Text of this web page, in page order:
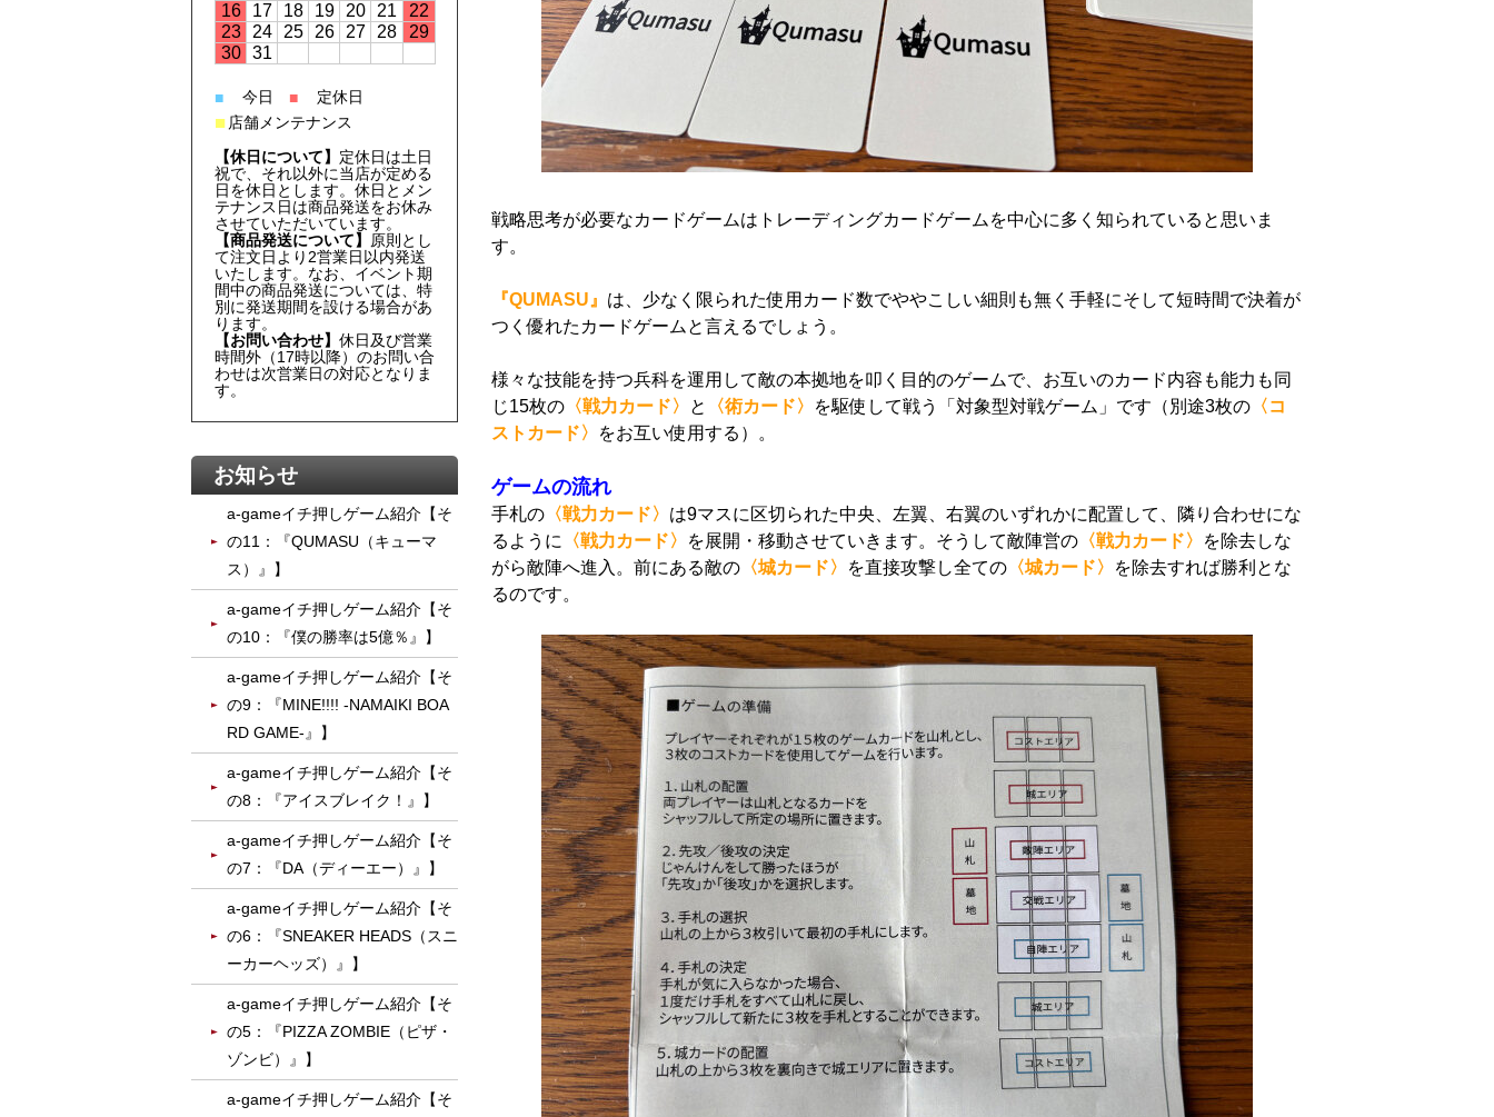
戦略思考が必要なカードゲームはトレーディングカードゲームを中心に多く知られていると思いま
す。
『QUMASU』 は、少なく限られた使用カード数でややこしい細則も無く手軽にそして短時間で決着が
つく優れたカードゲームと言えるでしょう。
様々な技能を持つ兵科を運用して敵の本拠地を叩く目的のゲームで、お互いのカード内容も能力も同
じ15枚の 〈戦力カード〉 と 〈術カード〉 を駆使して戦う「対象型対戦ゲーム」です（別途3枚の 〈コ
ストカード〉
をお互い使用する）。
ゲームの流れ
手札の 〈戦力カード〉 は9マスに区切られた中央、左翼、右翼のいずれかに配置して、隣り合わせにな
るように
〈戦力カード〉 を展開・移動させていきます。そうして敵陣営の 〈戦力カード〉
を除去しな
がら敵陣へ進入。前にある敵の 〈城カード〉 を直接攻撃し全ての 〈城カード〉
を除去すれば勝利とな
るのです。
16
17 18 19 20 21
22
23
24 25 26 27 28
29
30
31
■ 今日 ■ 定休日
■ 店舗メンテナンス
【休日について】 定休日は土日
祝で、それ以外に当店が定める
日を休日とします。休日とメン
テナンス日は商品発送をお休み
させていただいています。
【商品発送について】
原則とし
て注文日より2営業日以内発送
いたします。なお、イベント期
間中の商品発送については、特
別に発送期間を設ける場合があ
ります。
【お問い合わせ】 休日及び営業
時間外（17時以降）のお問い合
わせは次営業日の対応となりま
す。
お知らせ
a-gameイチ押しゲーム紹介【そ
の11：『QUMASU（キューマ
ス）』】
a-gameイチ押しゲーム紹介【そ
の10：『僕の勝率は5億％』】
a-gameイチ押しゲーム紹介【そ
の9：『MINE!!!! -NAMAIKI BOA
RD GAME-』】
a-gameイチ押しゲーム紹介【そ
の8：『アイスブレイク！』】
a-gameイチ押しゲーム紹介【そ
の7：『DA（ディーエー）』】
a-gameイチ押しゲーム紹介【そ
の6：『SNEAKER HEADS（スニ
ーカーヘッズ）』】
a-gameイチ押しゲーム紹介【そ
の5：『PIZZA ZOMBIE（ピザ・
ゾンビ）』】
a-gameイチ押しゲーム紹介【そ